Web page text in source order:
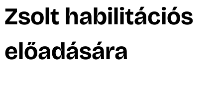
Zsolt habilitációs
előadására